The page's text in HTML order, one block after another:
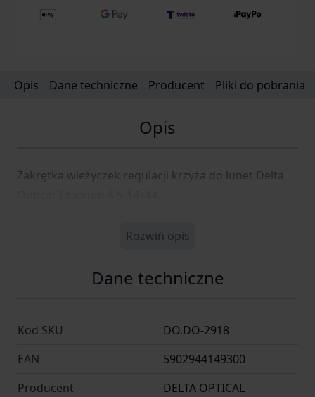
Opis Dane techniczne Producent Pliki do pobrania
Opis
Zakrętka wieżyczek regulacji krzyża do lunet Delta
Rozwiń opis
Dane techniczne
Kod SKU
DO.DO-2918
EAN
5902944149300
Producent
DELTA OPTICAL